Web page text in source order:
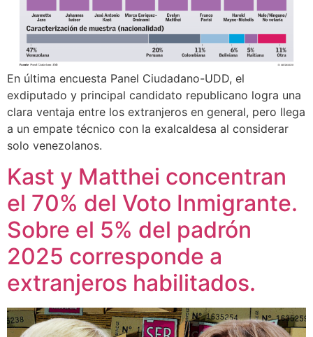
En última encuesta Panel Ciudadano-UDD, el
exdiputado y principal candidato republicano logra una
clara ventaja entre los extranjeros en general, pero llega
a un empate técnico con la exalcaldesa al considerar
solo venezolanos.
Kast y Matthei concentran
el 70% del Voto Inmigrante.
Sobre el 5% del padrón
2025 corresponde a
extranjeros habilitados.